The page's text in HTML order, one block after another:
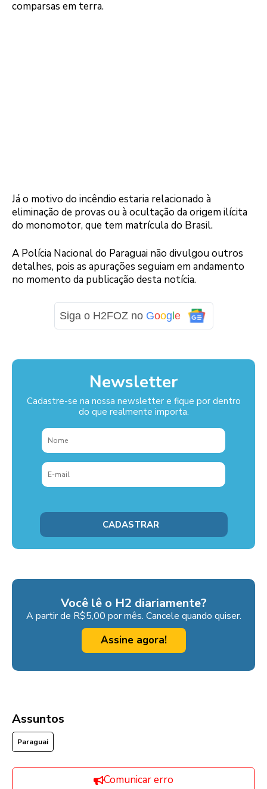
comparsas em terra.
Já o motivo do incêndio estaria relacionado à
eliminação de provas ou à ocultação da origem ilícita
do monomotor, que tem matrícula do Brasil.
A Polícia Nacional do Paraguai não divulgou outros
detalhes, pois as apurações seguiam em andamento
no momento da publicação desta notícia.
Siga o H2FOZ no Google
Newsletter
Cadastre-se na nossa newsletter e fique por dentro
do que realmente importa.
Você lê o H2 diariamente?
A partir de R$5,00 por mês. Cancele quando quiser.
Assine agora!
Assuntos
Paraguai
Comunicar erro